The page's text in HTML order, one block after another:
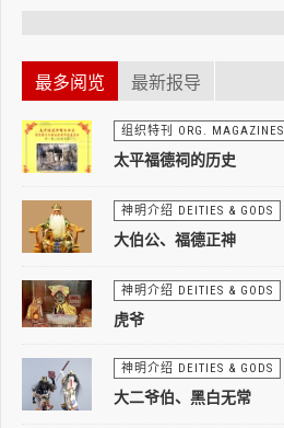
最多阅览 最新报导
组织特刊 ORG. MAGAZINES
太平福德祠的历史
神明介绍 DEITIES & GODS
大伯公、福德正神
神明介绍 DEITIES & GODS
虎爷
神明介绍 DEITIES & GODS
大二爷伯、黑白无常